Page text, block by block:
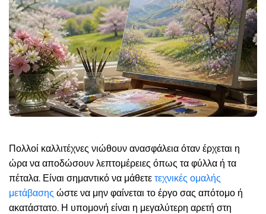
Πολλοί καλλιτέχνες νιώθουν ανασφάλεια όταν έρχεται η
ώρα να αποδώσουν λεπτομέρειες όπως τα φύλλα ή τα
πέταλα. Είναι σημαντικό να μάθετε τεχνικές ομαλής
μετάβασης ώστε να μην φαίνεται το έργο σας απότομο ή
ακατάστατο. Η υπομονή είναι η μεγαλύτερη αρετή στη